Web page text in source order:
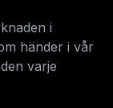
i
händer i vår
varje